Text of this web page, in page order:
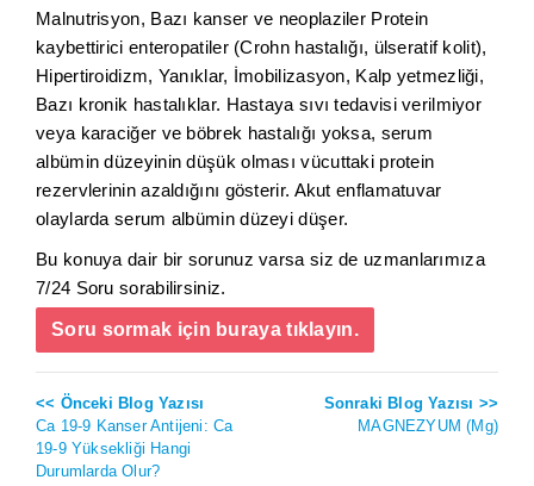
Malnutrisyon, Bazı kanser ve neoplaziler Protein
kaybettirici enteropatiler (Crohn hastalığı, ülseratif kolit),
Hipertiroidizm, Yanıklar, İmobilizasyon, Kalp yetmezliği,
Bazı kronik hastalıklar. Hastaya sıvı tedavisi verilmiyor
veya karaciğer ve böbrek hastalığı yoksa, serum
albümin düzeyinin düşük olması vücuttaki protein
rezervlerinin azaldığını gösterir. Akut enflamatuvar
olaylarda serum albümin düzeyi düşer.
Bu konuya dair bir sorunuz varsa siz de uzmanlarımıza
7/24 Soru sorabilirsiniz.
Soru sormak için buraya tıklayın.
<< Önceki Blog Yazısı
Ca 19-9 Kanser Antijeni: Ca
19-9 Yüksekliği Hangi
Durumlarda Olur?
Sonraki Blog Yazısı >>
MAGNEZYUM (Mg)